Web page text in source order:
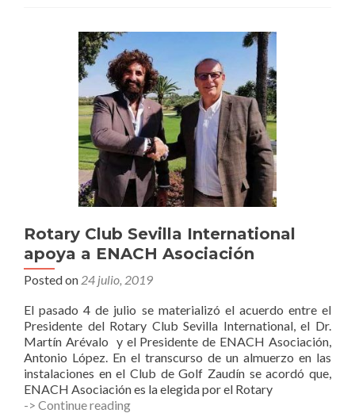
International.
Rotary Club Sevilla International
apoya a ENACH Asociación
Posted on 24 julio, 2019
El pasado 4 de julio se materializó el acuerdo entre el
Presidente del Rotary Club Sevilla International, el Dr.
Martín Arévalo y el Presidente de ENACH Asociación,
Antonio López. En el transcurso de un almuerzo en las
instalaciones en el Club de Golf Zaudín se acordó que,
ENACH Asociación es la elegida por el Rotary
-> Continue readingRotary